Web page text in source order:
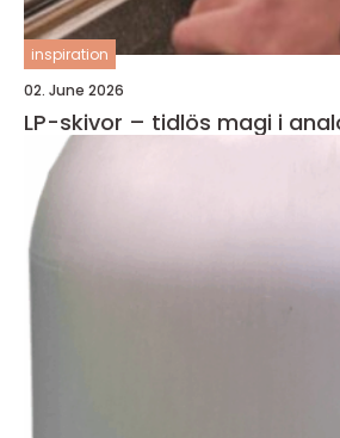
inspiration
02. June 2026
LP-skivor – tidlös magi i